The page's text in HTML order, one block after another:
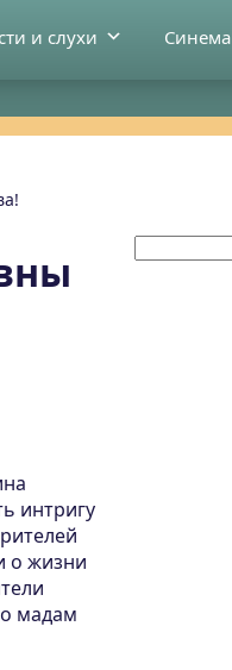
и слухи Синема
интригу
о жизни
мадам